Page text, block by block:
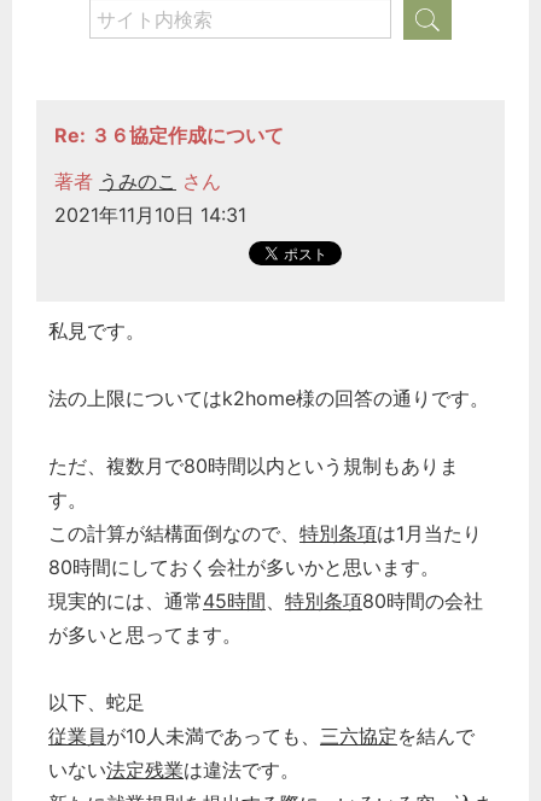
Re: ３６協定作成について
著者 うみのこ さん
2021年11月10日 14:31
私見です。
法の上限についてはk2home様の回答の通りです。
ただ、複数月で80時間以内という規制もありま
す。
この計算が結構面倒なので、 特別条項は1月当たり
80時間にしておく会社が多いかと思います。
現実的には、通常45時間、 特別条項80時間の会社
が多いと思ってます。
以下、蛇足
従業員が10人未満であっても、 三六協定を結んで
いない法定残業は違法です。